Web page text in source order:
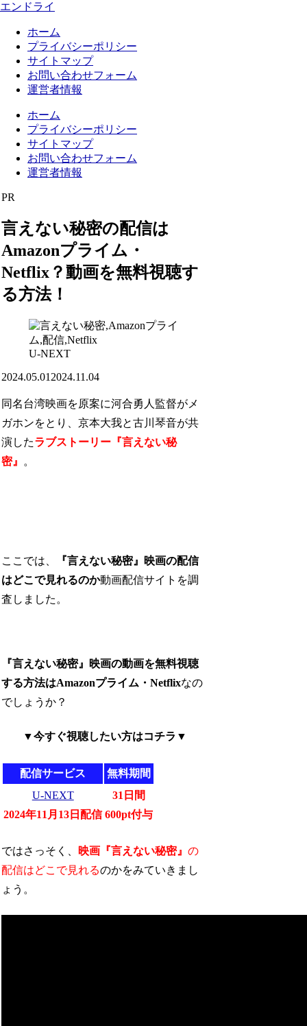
エンドライ
ホーム
プライバシーポリシー
サイトマップ
お問い合わせフォーム
運営者情報
ホーム
プライバシーポリシー
サイトマップ
お問い合わせフォーム
運営者情報
PR
言えない秘密の配信は
Amazonプライム・
Netflix？動画を無料視聴す
る方法！
U-NEXT
2024.05.01 2024.11.04
同名台湾映画を原案に河合勇人監督がメ
ガホンをとり、京本大我と古川琴音が共
演したラブストーリー『言えない秘
密』
。
ここでは、
『言えない秘密』映画の配信
はどこで見れるのか動画配信サイトを調
査しました。
『言えない秘密』映画の動画を無料視聴
する方法はAmazonプライム・Netflixなの
でしょうか？
▼今すぐ視聴したい方はコチラ▼
配信サービス
無料期間
U-NEXT
2024年11月13日配信
31日間
600pt付与
ではさっそく、 映画『言えない秘密』の
配信はどこで見れるのかをみていきまし
ょう。